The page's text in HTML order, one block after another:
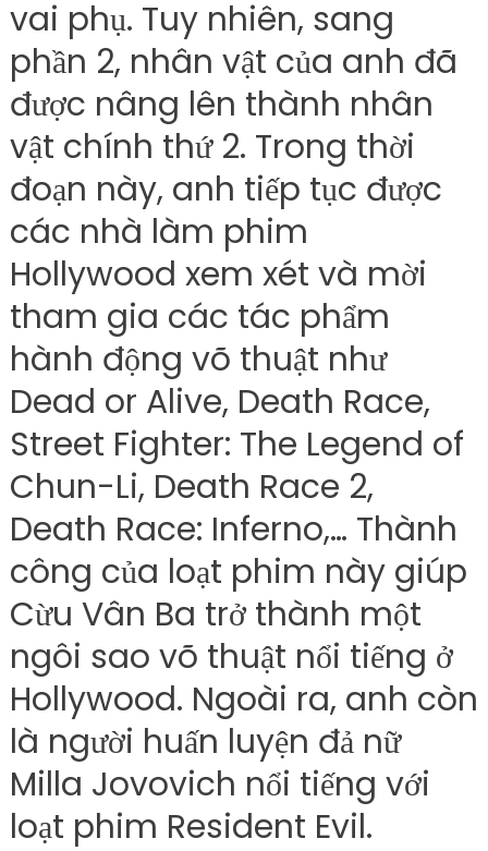
vai phụ. Tuy nhiên, sang
phần 2, nhân vật của anh đã
được nâng lên thành nhân
vật chính thứ 2. Trong thời
đoạn này, anh tiếp tục được
các nhà làm phim
Hollywood xem xét và mời
tham gia các tác phẩm
hành động võ thuật như
Dead or Alive, Death Race,
Street Fighter: The Legend of
Chun-Li, Death Race 2,
Death Race: Inferno,… Thành
công của loạt phim này giúp
Cừu Vân Ba trở thành một
ngôi sao võ thuật nổi tiếng ở
Hollywood. Ngoài ra, anh còn
là người huấn luyện đả nữ
Milla Jovovich nổi tiếng với
loạt phim Resident Evil.